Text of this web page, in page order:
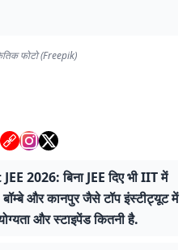
फोटो (Freepik)
2026: बिना JEE दिए भी IIT में
और कानपुर जैसे टॉप इंस्टीट्यूट में
और स्टाइपेंड कितनी है.